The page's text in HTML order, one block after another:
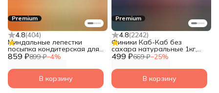
Premium
4.8(404)
859 ₽899 ₽−4%
Миндальные лепестки
посыпка кондитерская для
выпечки 500 гр Narmak
В корзину
Premium
4.8(2242)
499 ₽669 ₽−25%
Финики Каб-Каб без
сахара натуральные 1кг,
сухофрукты без сахара
альтернатива Мазафати
В корзину